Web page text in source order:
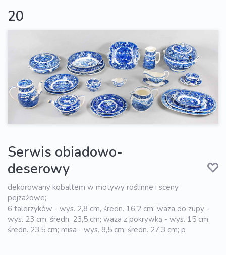
20
Serwis obiadowo-
deserowy
dekorowany kobaltem w motywy roślinne i sceny
pejzażowe;
6 talerzyków - wys. 2,8 cm, średn. 16,2 cm; waza do zupy -
wys. 23 cm, średn. 23,5 cm; waza z pokrywką - wys. 15 cm,
średn. 23,5 cm; misa - wys. 8,5 cm, średn. 27,3 cm; p